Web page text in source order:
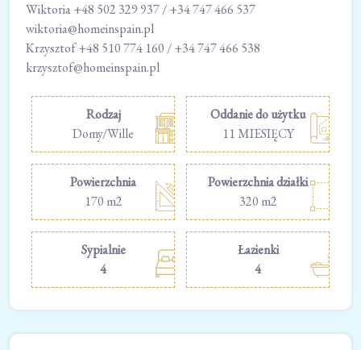
Wiktoria +48 502 329 937 / +34 747 466 537
wiktoria@homeinspain.pl
Krzysztof +48 510 774 160 / +34 747 466 538
krzysztof@homeinspain.pl
Rodzaj
Domy/Wille
Oddanie do użytku
11 MIESIĘCY
Powierzchnia
170 m2
Powierzchnia działki
320 m2
Sypialnie
4
Łazienki
4